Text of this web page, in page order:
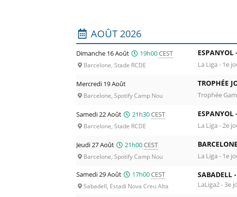
Liste des prochains matchs : Barcelone.
AOÛT 2026
Dimanche 16 Août 19h00CEST
Barcelone, Stade RCDE
ESPANYOL -
La Liga - 1e
Mercredi 19 Août
Barcelone, Spotify Camp Nou
TROPHÉE
Trophée
Samedi 22 Août 21h30CEST
Barcelone, Stade RCDE
ESPANYOL -
La Liga - 2e
Jeudi 27 Août 21h00CEST
Barcelone, Spotify Camp Nou La Liga - 1e
Samedi 29 Août 17h00CEST
Sabadell, Estadi Nova Creu Alta
SABADELL -
LaLiga2 - 3e